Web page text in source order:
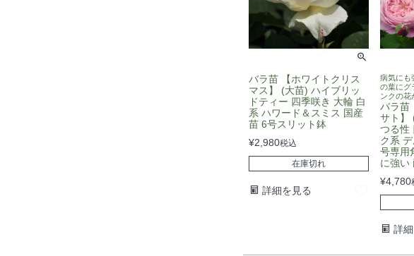
バラ苗 【ホワイトクリス
マス】 (大苗) ハイブリッ
ドティー 四季咲き 大輪 白
系 ハワード＆スミス 国産
苗 6号スリット鉢
¥2,980税込
在庫切れ
詳細を見る
病気にも
の葉にグ
ンクの花
バラ苗
サト】
つる性
ク系
号専用
に強い
¥4,780
詳